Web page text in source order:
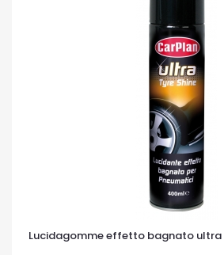
Lucidagomme effetto bagnato